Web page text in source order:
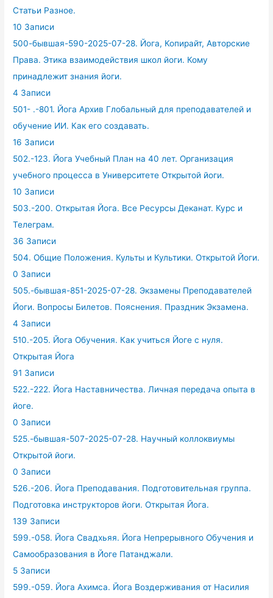
Статьи Разное.
10 Записи
500-бывшая-590-2025-07-28. Йога, Копирайт, Авторские
Права. Этика взаимодействия школ йоги. Кому
принадлежит знания йоги.
4 Записи
501- .-801. Йога Архив Глобальный для преподавателей и
обучение ИИ. Как его создавать.
16 Записи
502.-123. Йога Учебный План на 40 лет. Организация
учебного процесса в Университете Открытой йоги.
10 Записи
503.-200. Открытая Йога. Все Ресурсы Деканат. Курс и
Телеграм.
36 Записи
504. Общие Положения. Культы и Культики. Открытой Йоги.
0 Записи
505.-бывшая-851-2025-07-28. Экзамены Преподавателей
Йоги. Вопросы Билетов. Пояснения. Праздник Экзамена.
4 Записи
510.-205. Йога Обучения. Как учиться Йоге с нуля.
Открытая Йога
91 Записи
522.-222. Йога Наставничества. Личная передача опыта в
йоге.
0 Записи
525.-бывшая-507-2025-07-28. Научный коллоквиумы
Открытой йоги.
0 Записи
526.-206. Йога Преподавания. Подготовительная группа.
Подготовка инструкторов йоги. Открытая Йога.
139 Записи
599.-058. Йога Свадхьяя. Йога Непрерывного Обучения и
Самообразования в Йоге Патанджали.
5 Записи
599.-059. Йога Ахимса. Йога Воздерживания от Насилия